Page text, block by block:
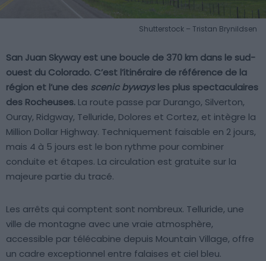
Shutterstock – Tristan Brynildsen
San Juan Skyway est une boucle de 370 km dans le sud-
ouest du Colorado. C’est l’itinéraire de référence de la
région et l’une des scenic bywaysles plus spectaculaires
des Rocheuses. La route passe par Durango, Silverton,
Ouray, Ridgway, Telluride, Dolores et Cortez, et intègre la
Million Dollar Highway. Techniquement faisable en 2 jours,
mais 4 à 5 jours est le bon rythme pour combiner
conduite et étapes. La circulation est gratuite sur la
majeure partie du tracé.
Les arrêts qui comptent sont nombreux. Telluride, une
ville de montagne avec une vraie atmosphère,
accessible par télécabine depuis Mountain Village, offre
un cadre exceptionnel entre falaises et ciel bleu.